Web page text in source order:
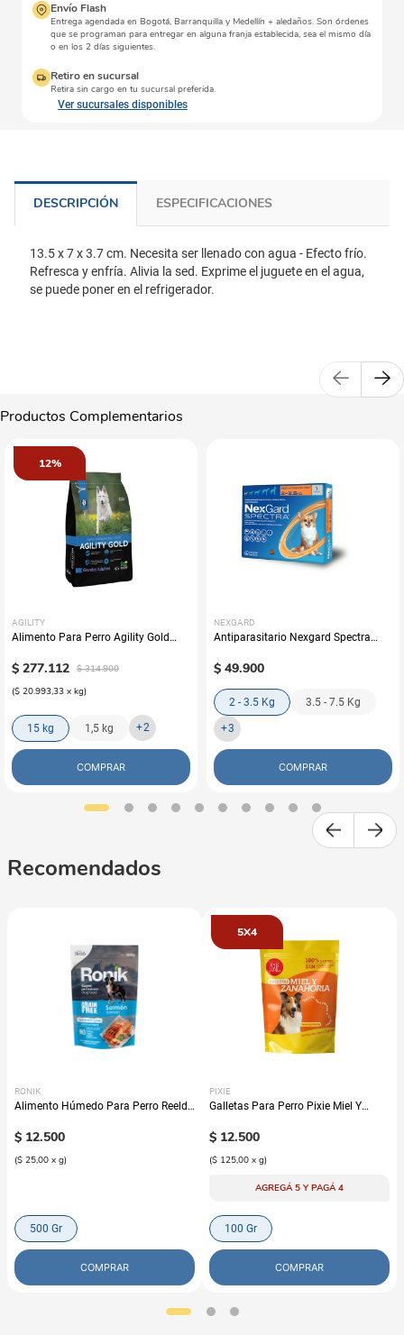
Envío Flash
Entrega agendada en Bogotá, Barranquilla y Medellín + aledaños. Son órdenes
que se programan para entregar en alguna franja establecida, sea el mismo día
o en los 2 días siguientes.
Retiro en sucursal
Retira sin cargo en tu sucursal preferida.
Ver sucursales disponibles
DESCRIPCIÓN ESPECIFICACIONES
13.5 x 7 x 3.7 cm. Necesita ser llenado con agua - Efecto frío.
Refresca y enfría. Alivia la sed. Exprime el juguete en el agua,
se puede poner en el refrigerador.
Productos Complementarios
12%
AGILITY
Alimento Para Perro Agility Gold
$ 277.112 $ 314.900
($ 20.993,33 x kg)
15 kg 1,5 kg +2
COMPRAR
NEXGARD
Antiparasitario Nexgard Spectra
$ 49.900
2 - 3.5 Kg 3.5 - 7.5 Kg
+3
COMPRAR
Recomendados
RONIK
Alimento Húmedo Para Perro Reelds
$ 12.500
($ 25,00 x g)
500 Gr
COMPRAR
5X4
PIXIE
Galletas Para Perro Pixie Miel Y
$ 12.500
($ 125,00 x g)
AGREGÁ 5 Y PAGÁ 4
100 Gr
COMPRAR